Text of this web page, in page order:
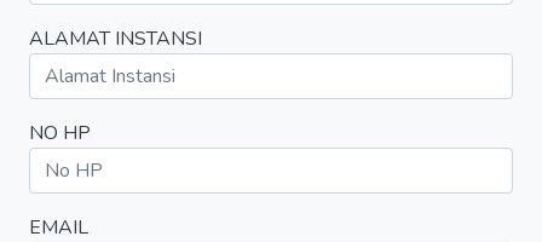
ALAMAT INSTANSI
NO HP
EMAIL